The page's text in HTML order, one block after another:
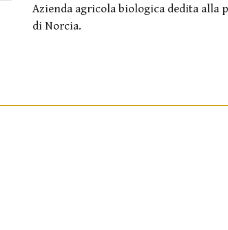
Azienda agricola biologica dedita alla
di Norcia.